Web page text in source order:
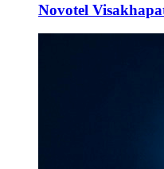
Novotel